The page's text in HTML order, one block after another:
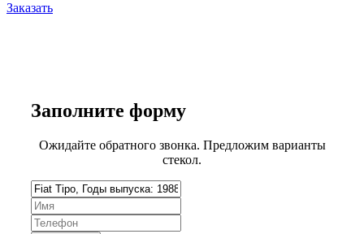
Заказать
Заполните форму
Ожидайте обратного звонка. Предложим варианты
стекол.